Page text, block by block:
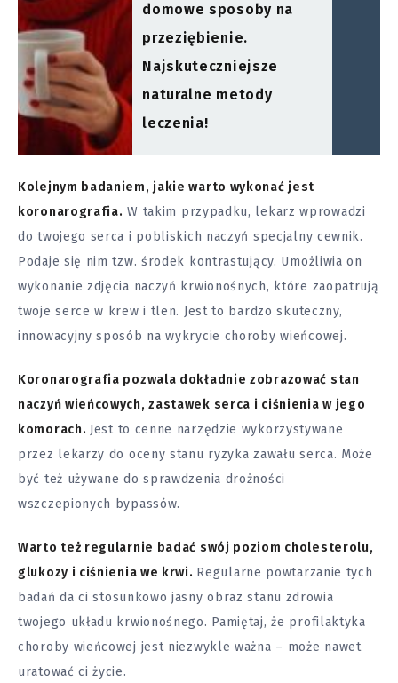
domowe sposoby na
przeziębienie.
Najskuteczniejsze
naturalne metody
leczenia!
Kolejnym badaniem, jakie warto wykonać jest
koronarografia. W takim przypadku, lekarz wprowadzi
do twojego serca i pobliskich naczyń specjalny cewnik.
Podaje się nim tzw. środek kontrastujący. Umożliwia on
wykonanie zdjęcia naczyń krwionośnych, które zaopatrują
twoje serce w krew i tlen. Jest to bardzo skuteczny,
innowacyjny sposób na wykrycie choroby wieńcowej.
Koronarografia pozwala dokładnie zobrazować stan
naczyń wieńcowych, zastawek serca i ciśnienia w jego
komorach. Jest to cenne narzędzie wykorzystywane
przez lekarzy do oceny stanu ryzyka zawału serca. Może
być też używane do sprawdzenia drożności
wszczepionych bypassów.
Warto też regularnie badać swój poziom cholesterolu,
glukozy i ciśnienia we krwi. Regularne powtarzanie tych
badań da ci stosunkowo jasny obraz stanu zdrowia
twojego układu krwionośnego. Pamiętaj, że profilaktyka
choroby wieńcowej jest niezwykle ważna – może nawet
uratować ci życie.